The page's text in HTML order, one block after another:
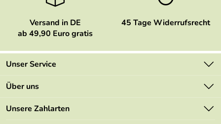
Versand in DE
ab 49,90 Euro gratis
45 Tage Widerrufsrecht
Unser Service
Kontakt
Mehrwertsteuerfrei
Über uns
Marken
Unsere Zahlarten